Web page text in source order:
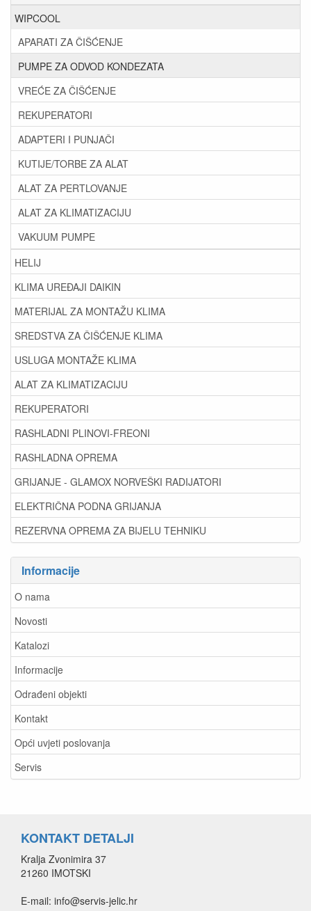
WIPCOOL
APARATI ZA ČIŠĆENJE
PUMPE ZA ODVOD KONDEZATA
VREĆE ZA ČIŠĆENJE
REKUPERATORI
ADAPTERI I PUNJAČI
KUTIJE/TORBE ZA ALAT
ALAT ZA PERTLOVANJE
ALAT ZA KLIMATIZACIJU
VAKUUM PUMPE
HELIJ
KLIMA UREĐAJI DAIKIN
MATERIJAL ZA MONTAŽU KLIMA
SREDSTVA ZA ČIŠĆENJE KLIMA
USLUGA MONTAŽE KLIMA
ALAT ZA KLIMATIZACIJU
REKUPERATORI
RASHLADNI PLINOVI-FREONI
RASHLADNA OPREMA
GRIJANJE - GLAMOX NORVEŠKI RADIJATORI
ELEKTRIČNA PODNA GRIJANJA
REZERVNA OPREMA ZA BIJELU TEHNIKU
Informacije
O nama
Novosti
Katalozi
Informacije
Odrađeni objekti
Kontakt
Opći uvjeti poslovanja
Servis
KONTAKT DETALJI
Kralja Zvonimira 37
21260 IMOTSKI
E-mail: info@servis-jelic.hr